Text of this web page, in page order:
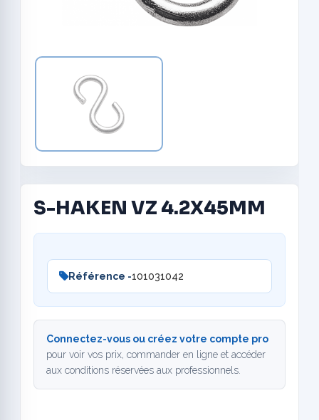
S-HAKEN VZ 4.2X45MM
Référence -101031042
Connectez-vous ou créez votre compte pro
pour voir vos prix, commander en ligne et accéder
aux conditions réservées aux professionnels.